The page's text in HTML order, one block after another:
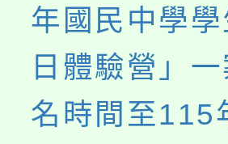
年國民中學
日體驗營」
名時間至115